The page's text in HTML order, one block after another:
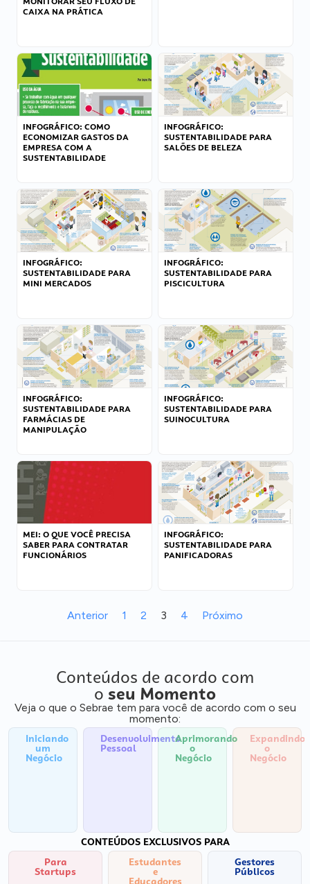
CAIXA NA PRÁTICA
INFOGRÁFICO: COMO
ECONOMIZAR GASTOS DA
EMPRESA COM A
SUSTENTABILIDADE
INFOGRÁFICO:
SUSTENTABILIDADE PARA
SALÕES DE BELEZA
INFOGRÁFICO:
SUSTENTABILIDADE PARA
MINI MERCADOS
INFOGRÁFICO:
SUSTENTABILIDADE PARA
PISCICULTURA
INFOGRÁFICO:
SUSTENTABILIDADE PARA
FARMÁCIAS DE
MANIPULAÇÃO
INFOGRÁFICO:
SUSTENTABILIDADE PARA
SUINOCULTURA
MEI: O QUE VOCÊ PRECISA
SABER PARA CONTRATAR
FUNCIONÁRIOS
INFOGRÁFICO:
SUSTENTABILIDADE PARA
PANIFICADORAS
Anterior 1 2 3 4 Próximo
Conteúdos de acordo com
o seu Momento
Veja o que o Sebrae tem para você de acordo com o seu
momento:
Iniciando
um
Negócio
Desenvolvimento
Pessoal
Aprimorando
o
Negócio
Expandindo
o
Negócio
CONTEÚDOS EXCLUSIVOS PARA
Para
Startups
Estudantes
e
Educadores
Gestores
Públicos